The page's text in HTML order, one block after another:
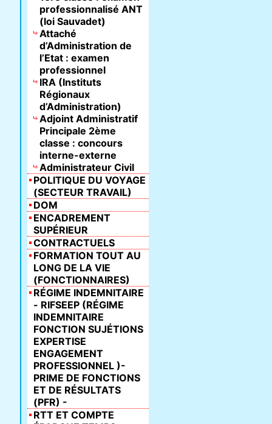
professionnalisé ANT
(loi Sauvadet)
Attaché
d’Administration de
l’Etat : examen
professionnel
IRA (Instituts
Régionaux
d’Administration)
Adjoint Administratif
Principale 2ème
classe : concours
interne-externe
Administrateur Civil
POLITIQUE DU VOYAGE
(SECTEUR TRAVAIL)
DOM
ENCADREMENT
SUPÉRIEUR
CONTRACTUELS
FORMATION TOUT AU
LONG DE LA VIE
(FONCTIONNAIRES)
RÉGIME INDEMNITAIRE
- RIFSEEP (RÉGIME
INDEMNITAIRE
FONCTION SUJÉTIONS
EXPERTISE
ENGAGEMENT
PROFESSIONNEL )-
PRIME DE FONCTIONS
ET DE RÉSULTATS
(PFR) -
RTT ET COMPTE